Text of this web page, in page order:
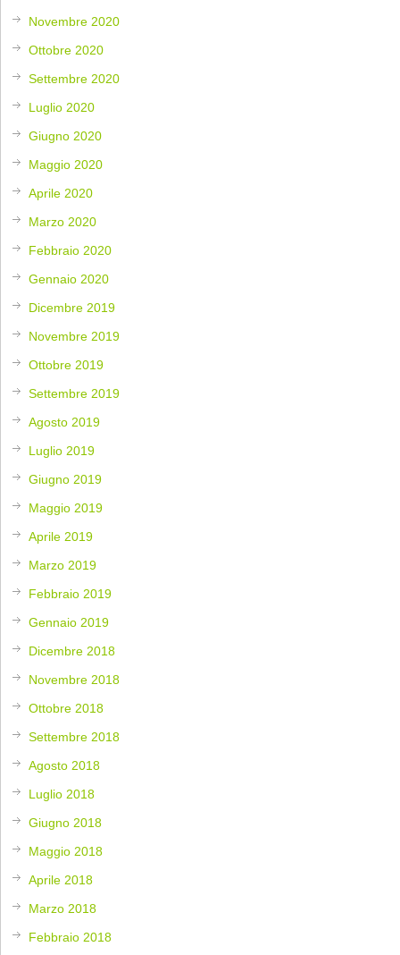
Novembre 2020
Ottobre 2020
Settembre 2020
Luglio 2020
Giugno 2020
Maggio 2020
Aprile 2020
Marzo 2020
Febbraio 2020
Gennaio 2020
Dicembre 2019
Novembre 2019
Ottobre 2019
Settembre 2019
Agosto 2019
Luglio 2019
Giugno 2019
Maggio 2019
Aprile 2019
Marzo 2019
Febbraio 2019
Gennaio 2019
Dicembre 2018
Novembre 2018
Ottobre 2018
Settembre 2018
Agosto 2018
Luglio 2018
Giugno 2018
Maggio 2018
Aprile 2018
Marzo 2018
Febbraio 2018